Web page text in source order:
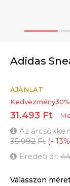
1
Adidas
AJÁNLAT
Kedvezmény30%
31.493 Ft
Az
35.992 Ft (- 13%
Eredeti ár:
Válasszon